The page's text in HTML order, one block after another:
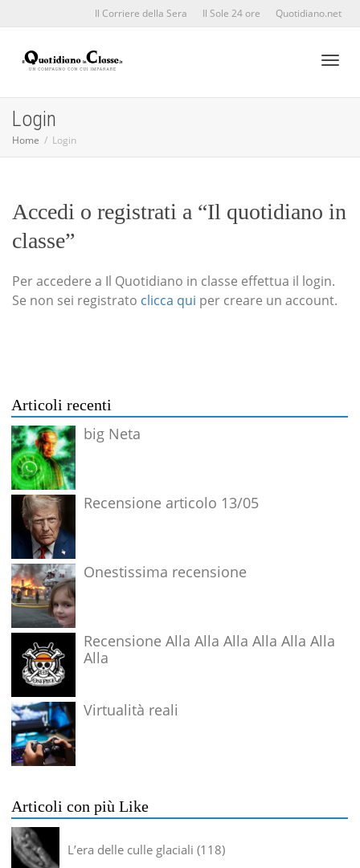
Il Corriere della Sera Il Sole 24 ore Quotidiano.net
Login
Home Login
Accedi o registrati a “Il quotidiano in
classe”
Per accedere a Il Quotidiano in classe effettua il login.
Se non sei registrato clicca qui per creare un account.
Articoli recenti
big Neta
Recensione articolo 13/05
Onestissima recensione
Recensione Alla Alla Alla Alla Alla Alla
Alla
Virtualità reali
Articoli con più Like
L’era delle culle glaciali 118